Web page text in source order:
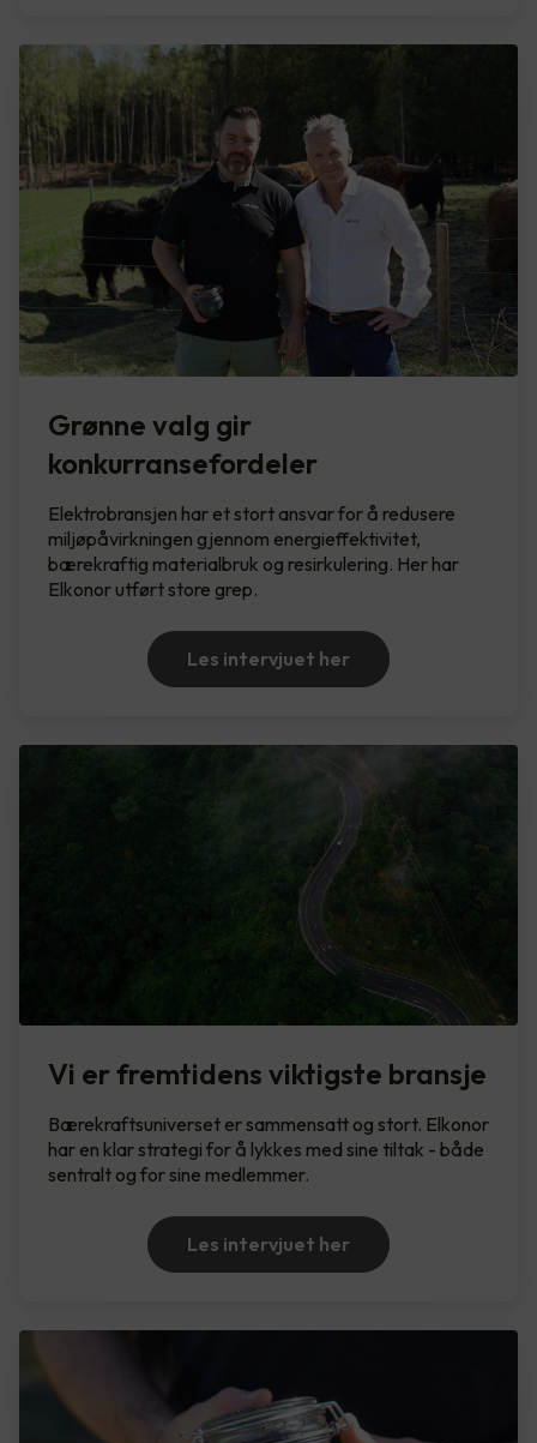
Grønne valg gir
konkurransefordeler
Elektrobransjen har et stort ansvar for å redusere
miljøpåvirkningen gjennom energieffektivitet,
bærekraftig materialbruk og resirkulering. Her har
Elkonor utført store grep.
Les intervjuet her
Vi er fremtidens viktigste bransje
Bærekraftsuniverset er sammensatt og stort. Elkonor
har en klar strategi for å lykkes med sine tiltak - både
sentralt og for sine medlemmer.
Les intervjuet her